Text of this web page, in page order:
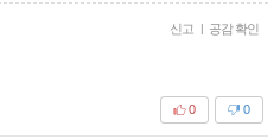
신고 | 공감 확인
0
0